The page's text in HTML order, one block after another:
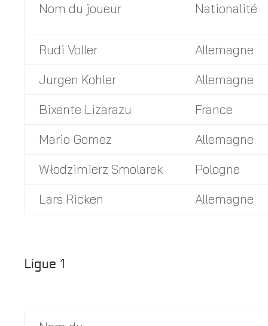
Nom du joueur Nationalité
Rudi Voller
Allemagne
Jurgen Kohler
Allemagne
Bixente Lizarazu
France
Mario Gomez
Allemagne
Włodzimierz Smolarek
Pologne
Lars Ricken
Allemagne
Ligue 1